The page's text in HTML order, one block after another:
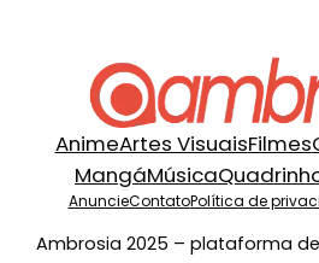
AnimeArtes VisuaisFilmes
MangáMúsica
AnuncieContatoPolítica de
Ambrosia 2025 – plataforma